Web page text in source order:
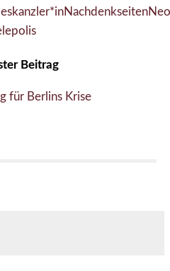
Nachdenkseiten
Beitrag
für Berlins Krise